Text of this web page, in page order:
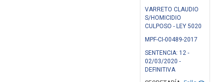
VARRETO CLAUDIO
S/HOMICIDIO
CULPOSO - LEY 5020
MPF-CI-00489-2017
SENTENCIA: 12 -
02/03/2020 -
DEFINITIVA